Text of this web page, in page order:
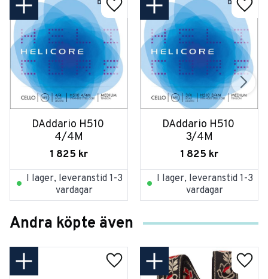
DAddario H510
4/4M
1 825 kr
I lager, leveranstid 1-3
vardagar
DAddario H510
3/4M
1 825 kr
I lager, leveranstid 1-3
vardagar
Andra köpte även